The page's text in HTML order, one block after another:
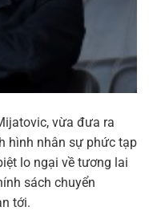
vừa đưa ra
hình nhân sự phức tạp
lo ngại về tương lai
sách chuyển
tới.